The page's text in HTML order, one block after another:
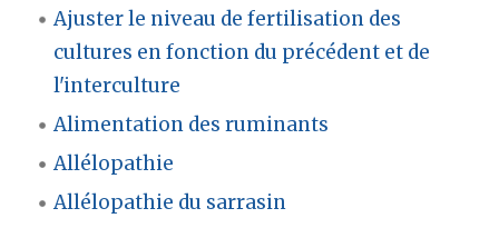
Ajuster le niveau de fertilisation des
cultures en fonction du précédent et de
l'interculture
Alimentation des ruminants
Allélopathie
Allélopathie du sarrasin